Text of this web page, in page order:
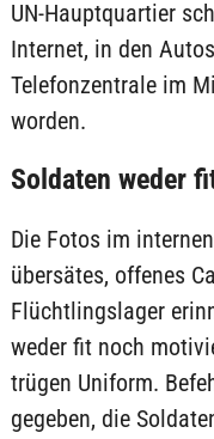
UN-Hauptquartier
Internet, in den
Telefonzentrale im
worden.
Soldaten weder
Die Fotos im
übersätes, offenes
Flüchtlingslager
weder fit noch
trügen Uniform.
gegeben, die